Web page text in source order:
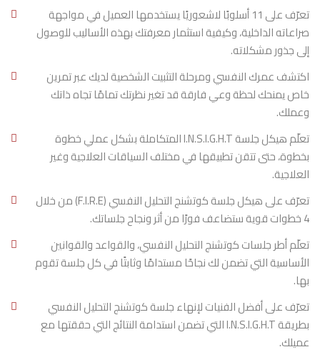
هذا التدريب ليس مجرد إضافة لخبراتك، بل هو التحوّل الذي
سيُضاعف من فعالية جلساتك بشكل استثنائي. 🚀✨
برنامج I.N.S.I.G.H.T: لأن عمق الجذور 🌳… هو
ما يصنع الفرق الحقيقي.
تعرّف على 11 أسلوبًا لاشعوريًا يستخدمها العميل في مواجهة
صراعاته الداخلية، وكيفية استثمار معرفتك بهذه الأساليب للوصول
إلى جذور مشكلاته.
اكتشف عمرك النفسي ومرحلة التثبيت الشخصية لديك عبر تمرين
خاص يمنحك لحظة وعي فارقة قد تغير نظرتك تمامًا تجاه ذاتك
وعملك.
تعلّم هيكل جلسة I.N.S.I.G.H.T المتكاملة بشكل عملي خطوة
بخطوة، حتى تتقن تطبيقها في مختلف السياقات العلاجية وغير
العلاجية.
تعرّف على هيكل جلسة كوتشنج التحليل النفسي (F.I.R.E) من خلال
4 خطوات قوية ستضاعف فورًا من أثر ونجاح جلساتك.
تعلّم أطر جلسات كوتشنج التحليل النفسي، والقواعد والقوانين
الأساسية التي تضمن لك نجاحًا مستدامًا وثابتًا في كل جلسة تقوم
بها.
تعرّف على أفضل الفنيات لإنهاء جلسة كوتشنج التحليل النفسي
بطريقة I.N.S.I.G.H.T التي تضمن استدامة النتائج التي حققتها مع
عميلك.